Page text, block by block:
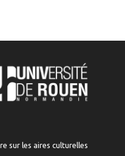
sur les aires culturelles